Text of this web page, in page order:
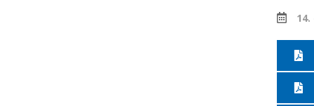
14.